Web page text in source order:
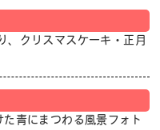
、クリスマスケーキ・正月
青にまつわる風景フォト